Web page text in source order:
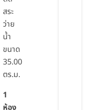
สระ
ว่าย
น้ำ
ขนาด
35.00
ตร.ม.
1
ห้อง